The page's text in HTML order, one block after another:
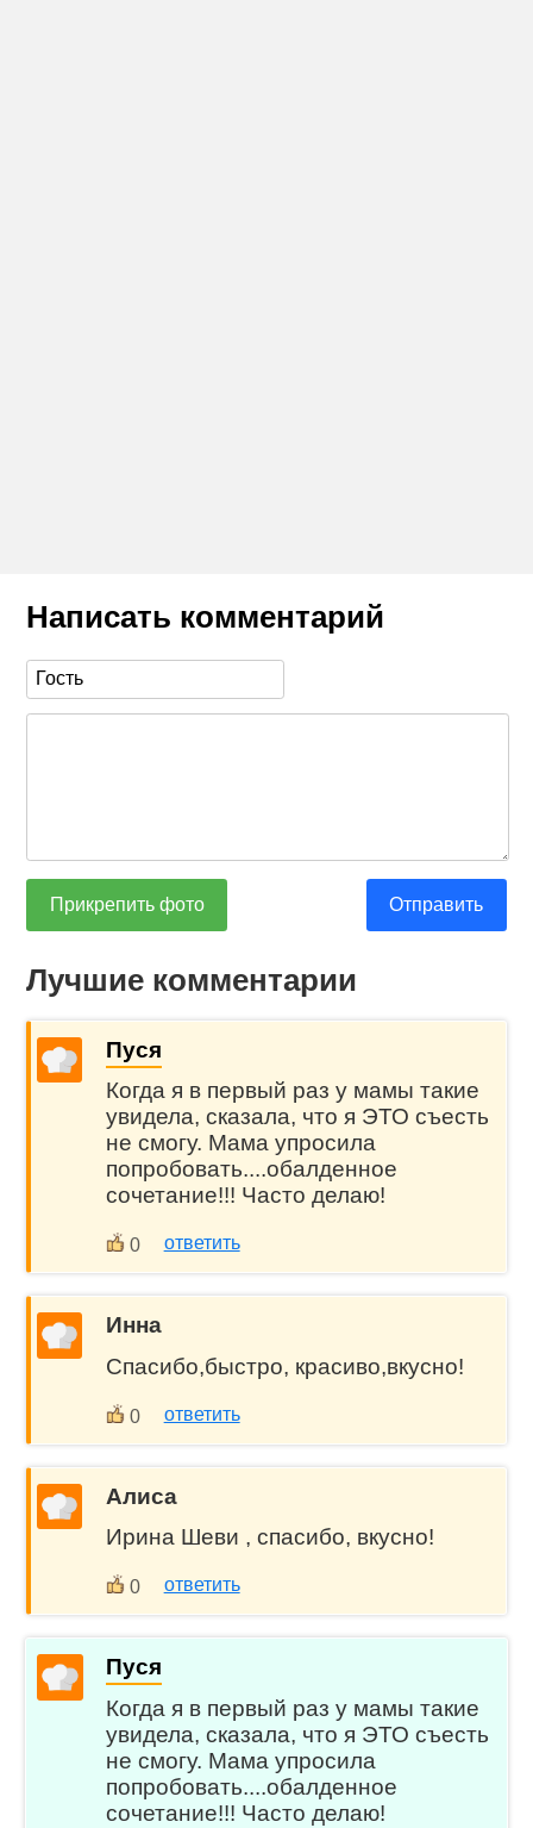
Написать комментарий
Прикрепить фото Отправить
Лучшие комментарии
Пуся
Когда я в первый раз у мамы такие
увидела, сказала, что я ЭТО съесть
не смогу. Мама упросила
попробовать....обалденное
сочетание!!! Часто делаю!
0 ответить
Инна
Спасибо,быстро, красиво,вкусно!
0 ответить
Алиса
Ирина Шеви , спасибо, вкусно!
0 ответить
Пуся
Когда я в первый раз у мамы такие
увидела, сказала, что я ЭТО съесть
не смогу. Мама упросила
попробовать....обалденное
сочетание!!! Часто делаю!